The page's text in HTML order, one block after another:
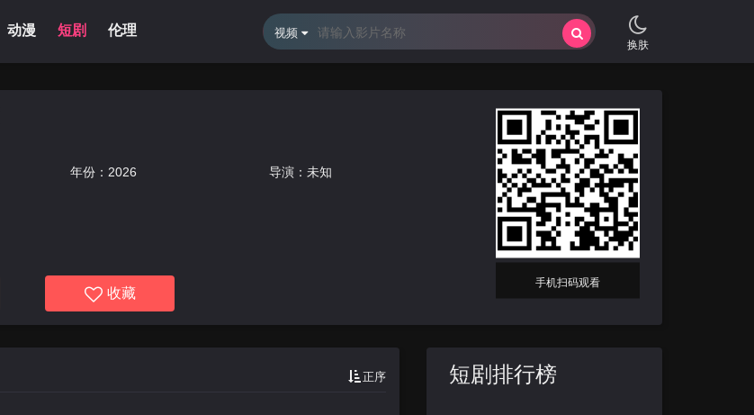
动漫 短剧 伦理 体育直播 留言
换肤
视频
年份： 2026
导演：未知
收藏
手机扫码观看
正序 短剧排行榜